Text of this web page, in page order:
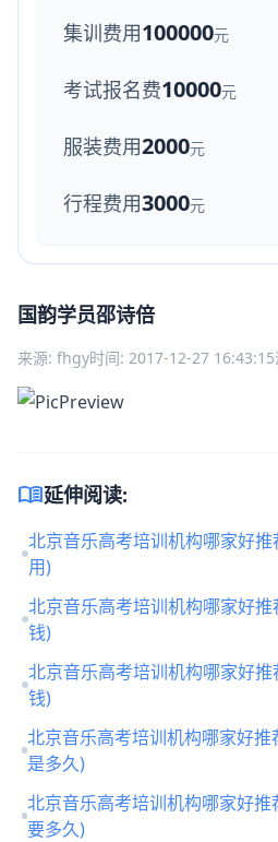
集训费用100000元
考试报名费10000元
服装费用2000元
行程费用3000元
国韵学员邵诗倍
来源: fhgy时间: 2017-12-27 16:43:15
menu_book延伸阅读:
北京音乐高考培训机构哪家好
用)
北京音乐高考培训机构哪家好
钱)
北京音乐高考培训机构哪家好
钱)
北京音乐高考培训机构哪家好
是多久)
北京音乐高考培训机构哪家好
要多久)